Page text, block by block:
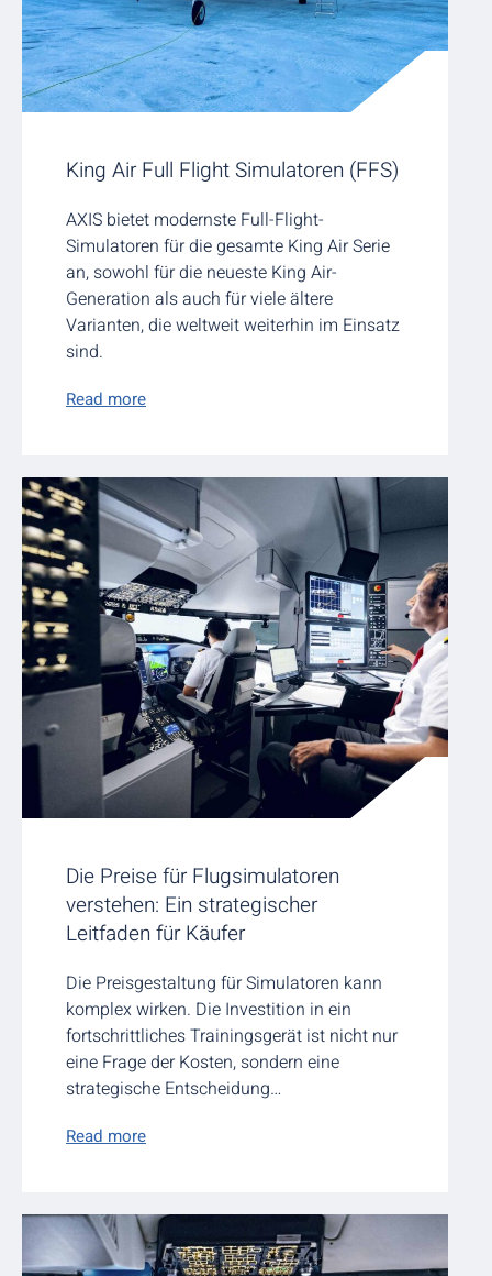
King Air Full Flight Simulatoren (FFS)
AXIS bietet modernste Full-Flight-
Simulatoren für die gesamte King Air Serie
an, sowohl für die neueste King Air-
Generation als auch für viele ältere
Varianten, die weltweit weiterhin im Einsatz
sind.
Read more
Die Preise für Flugsimulatoren
verstehen: Ein strategischer
Leitfaden für Käufer
Die Preisgestaltung für Simulatoren kann
komplex wirken. Die Investition in ein
fortschrittliches Trainingsgerät ist nicht nur
eine Frage der Kosten, sondern eine
strategische Entscheidung…
Read more